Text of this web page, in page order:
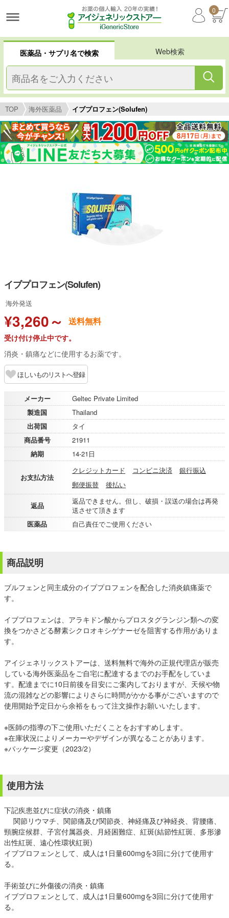
0
医薬品・サプリ名で検索 Web検索
TOP 海外医薬品 イブプロフェン(Solufen)
イブプロフェン(Solufen)
海外発送
¥3,260～ 送料無料
受け付け停止中です。
消炎・鎮痛などに使用するお薬です。
ほしいものリストへ登録
メーカー
Geltec Private Limited
製造国
Thailand
出荷国
タイ
商品番号
21911
納期
14-21日
お支払方法
クレジットカード コンビニ決済
銀行振込
郵便振替
後払い
返品
返品できません。但し、破損・誤送の場合は再発
送させて頂きます
医薬品
自己責任でご使用ください
商品説明
ブルフェンと同主成分のイブプロフェンを配合した消炎鎮痛薬で
す。
イブプロフェンは、アラキドン酸からプロスタグランジン類への変
換をつかさどる酵素シクロオキシゲナーゼを阻害する作用がありま
す。
アイジェネリックストアーは、送料無料で海外の正規代理店が販売
している海外医薬品をご自宅に配達するまでのお手配をしていま
す。配達までに10日前後を目安にご案内しておりますが、天候や物
流の混雑などの影響によりさらに時間がかかる事がございますので
使用開始予定日から余裕をもって注文操作お願いいたします。
※医師の指導の下ご使用いただくことをおすすめします。
※在庫状況によりメーカーやデザインが異なることがあります。
※パッケージ変更（2023/2）
使用方法
下記疾患並びに症状の消炎・鎮痛
関節リウマチ、関節痛及び関節炎、神経痛及び神経炎、背腰痛、
頸腕症候群、子宮付属器炎、月経困難症、紅斑(結節性紅斑、多形滲
出性紅斑、遠心性環状紅斑)
イブプロフェンとして、成人は1日量600mgを3回に分けて使用す
る。
手術並びに外傷後の消炎・鎮痛
イブプロフェンとして、成人は1日量600mgを3回に分けて使用す
る。